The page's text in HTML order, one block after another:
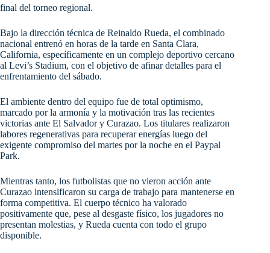
final del torneo regional.
Bajo la dirección técnica de Reinaldo Rueda, el combinado
nacional entrenó en horas de la tarde en Santa Clara,
California, específicamente en un complejo deportivo cercano
al Levi’s Stadium, con el objetivo de afinar detalles para el
enfrentamiento del sábado.
El ambiente dentro del equipo fue de total optimismo,
marcado por la armonía y la motivación tras las recientes
victorias ante El Salvador y Curazao. Los titulares realizaron
labores regenerativas para recuperar energías luego del
exigente compromiso del martes por la noche en el Paypal
Park.
Mientras tanto, los futbolistas que no vieron acción ante
Curazao intensificaron su carga de trabajo para mantenerse en
forma competitiva. El cuerpo técnico ha valorado
positivamente que, pese al desgaste físico, los jugadores no
presentan molestias, y Rueda cuenta con todo el grupo
disponible.